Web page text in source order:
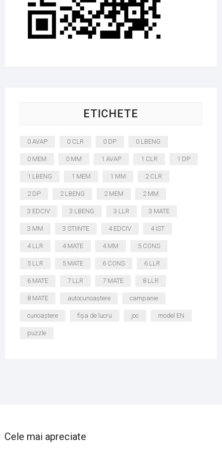
ETICHETE
0 AVAP 0 CLR 0 DP 0 LBENG
0 MEM 0 MM 1 AVAP 1 CLR 1 DP
1 LBENG 1 MEM 1 MM 2 CLR
2 DP 2 LBENG 2 MEM 2 MM
3 EDCIV 3 LBENG 3 LLR 3 MATE
3 MM 3 STIINTE 4 EDCIV 4 IST
4 LLR 4 MATE 4 MM 5 CONS
5 LLR 5 MATE 6 CONS 6 LLR
6 MATE 7 LLR 7 MATE 8 LLR
8 MATE autocunoaștere campanie
cunoaștere fișa de lucru joc model EN
puzzle
Cele mai apreciate